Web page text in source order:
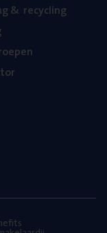
& recycling